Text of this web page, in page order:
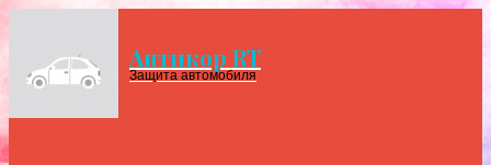
Антикор RT
Защита автомобиля